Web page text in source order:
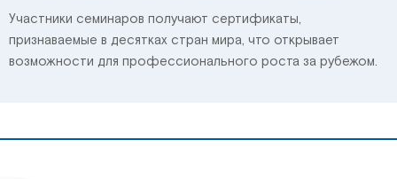
Участники семинаров получают сертификаты,
признаваемые в десятках стран мира, что открывает
возможности для профессионального роста за рубежом.